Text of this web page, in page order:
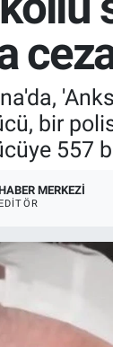
bir
557
MERKEZI
EDITÖR
Durumu ve